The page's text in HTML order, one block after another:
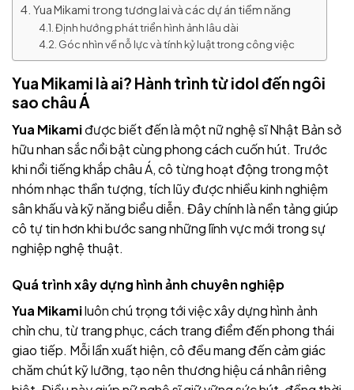
Yua Mikami trong tương lai và các dự án tiềm năng
Định hướng phát triển hình ảnh lâu dài
Góc nhìn về nỗ lực và tính kỷ luật trong công việc
Yua Mikami là ai? Hành trình từ idol đến ngôi
sao châu Á
Yua Mikamiđược biết đến là một nữ nghệ sĩ Nhật Bản sở
hữu nhan sắc nổi bật cùng phong cách cuốn hút. Trước
khi nổi tiếng khắp châu Á, cô từng hoạt động trong một
nhóm nhạc thần tượng, tích lũy được nhiều kinh nghiệm
sân khấu và kỹ năng biểu diễn. Đây chính là nền tảng giúp
cô tự tin hơn khi bước sang những lĩnh vực mới trong sự
nghiệp nghệ thuật.
Quá trình xây dựng hình ảnh chuyên nghiệp
Yua Mikamiluôn chú trọng tới việc xây dựng hình ảnh
chỉn chu, từ trang phục, cách trang điểm đến phong thái
giao tiếp. Mỗi lần xuất hiện, cô đều mang đến cảm giác
chăm chút kỹ lưỡng, tạo nên thương hiệu cá nhân riêng